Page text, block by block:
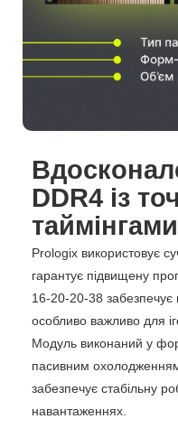
DDR4 із
таймінгами
Prologix використовує
гарантує підвищену
16-20-20-38
особливо важливо для
Модуль виконаний у
пасивним
забезпечує стабільну
навантаженнях.